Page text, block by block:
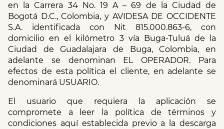
en la Carrera 34 No. 19 A – 69 de la Ciudad de
Bogotá D.C., Colombia, y AVIDESA DE OCCIDENTE
S.A. identificada con Nit 815.000.863-6, con
domicilio en el kilómetro 3 vía Buga-Tuluá de la
Ciudad de Guadalajara de Buga, Colombia, en
adelante se denominan EL OPERADOR. Para
efectos de esta política el cliente, en adelante se
denominará USUARIO.
El usuario que requiera la aplicación se
compromete a leer la política de términos y
condiciones aquí establecida previo a la descarga